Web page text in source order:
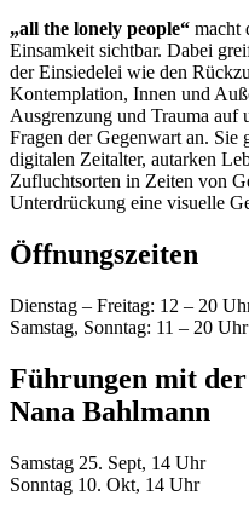
„all the lonely people“ macht
Einsamkeit sichtbar. Dabei
der Einsiedelei wie den
Kontemplation, Innen und
Ausgrenzung und Trauma auf
Fragen der Gegenwart an. Sie
digitalen Zeitalter, autarken
Zufluchtsorten in Zeiten von
Unterdrückung eine visuelle
Öffnungszeiten
Dienstag – Freitag: 12 – 20
Samstag, Sonntag: 11 – 20 Uhr
Führungen mit
Nana Bahlmann
Samstag 25. Sept, 14 Uhr
Sonntag 10. Okt, 14 Uhr